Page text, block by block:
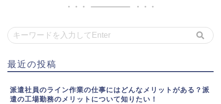
最近の投稿
派遣社員のライン作業の仕事にはどんなメリットがある？派
遣の工場勤務のメリットについて知りたい！